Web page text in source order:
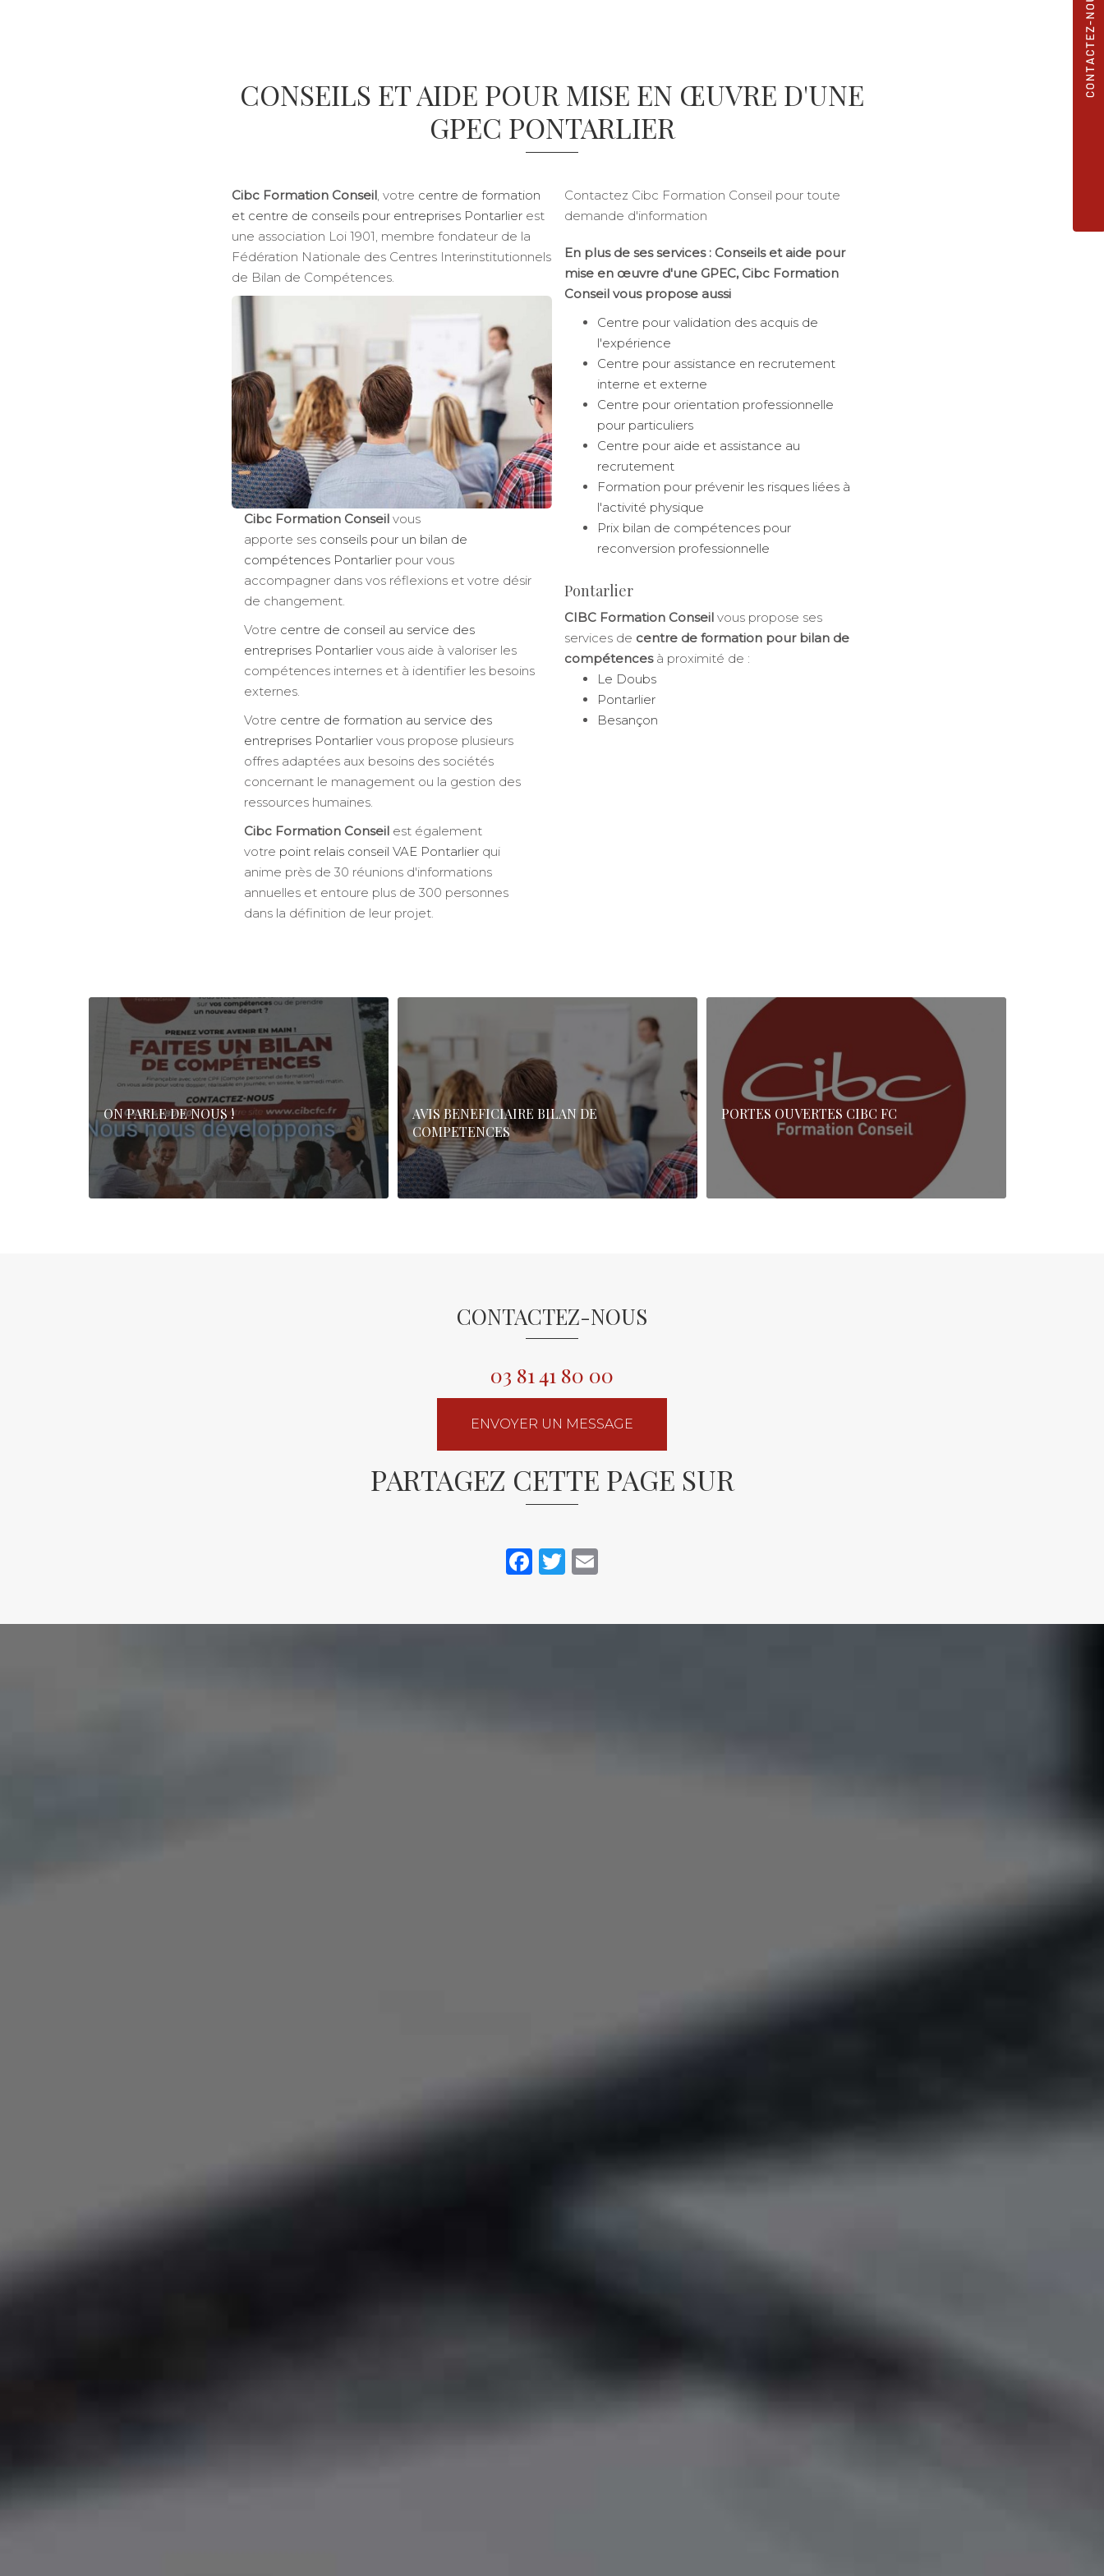
CONSEILS ET AIDE POUR MISE EN ŒUVRE D'UNE
GPEC PONTARLIER
Cibc Formation Conseil, votre centre de formation
et centre de conseils pour entreprises Pontarlier est
une association Loi 1901, membre fondateur de la
Fédération Nationale des Centres Interinstitutionnels
de Bilan de Compétences.
Cibc Formation Conseil vous
apporte ses conseils pour un bilan de
compétences Pontarlier pour vous
accompagner dans vos réflexions et votre désir
de changement.
Votre centre de conseil au service des
entreprises Pontarlier vous aide à valoriser les
compétences internes et à identifier les besoins
externes.
Votre centre de formation au service des
entreprises Pontarlier vous propose plusieurs
offres adaptées aux besoins des sociétés
concernant le management ou la gestion des
ressources humaines.
Cibc Formation Conseil est également
votre point relais conseil VAE Pontarlier qui
anime près de 30 réunions d'informations
annuelles et entoure plus de 300 personnes
dans la définition de leur projet.
Contactez Cibc Formation Conseil pour toute
demande d'information
En plus de ses services : Conseils et aide pour
mise en œuvre d'une GPEC, Cibc Formation
Conseil vous propose aussi
Centre pour validation des acquis de
l'expérience
Centre pour assistance en recrutement
interne et externe
Centre pour orientation professionnelle
pour particuliers
Centre pour aide et assistance au
recrutement
Formation pour prévenir les risques liées à
l'activité physique
Prix bilan de compétences pour
reconversion professionnelle
Pontarlier
CIBC Formation Conseil vous propose ses
services de centre de formation pour bilan de
compétencesà proximité de :
Le Doubs
Pontarlier
Besançon
ON PARLE DE NOUS !
AVIS BENEFICIAIRE BILAN DE
COMPETENCES
PORTES OUVERTES CIBC FC
CONTACTEZ-NOUS
03 81 41 80 00
ENVOYER UN MESSAGE
PARTAGEZ CETTE PAGE SUR
Facebook
Twitter